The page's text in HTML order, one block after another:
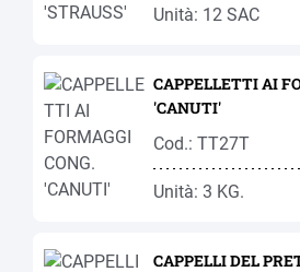
Unità: 12 SAC
CAPPELLETTI AI
'CANUTI'
Cod.: TT27T
Unità: 3 KG.
CAPPELLI DEL